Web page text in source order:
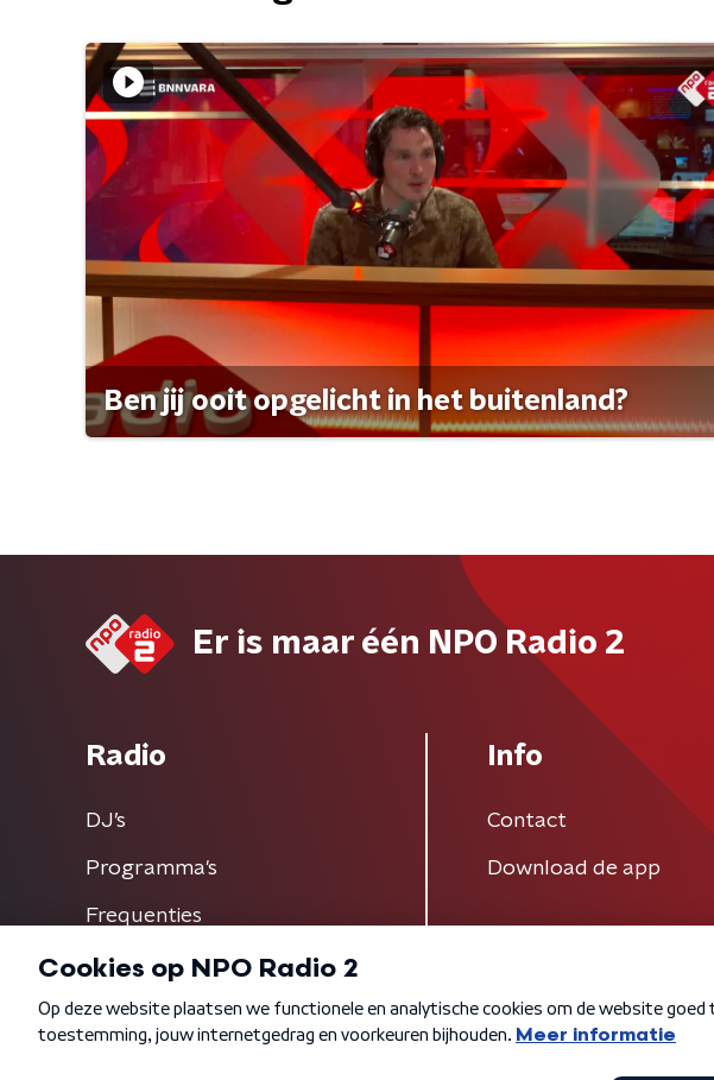
Ben jij ooit opgelicht in het buitenland?
Er is maar één NPO Radio 2
Radio
DJ’s
Programma's
Frequenties
Info
Contact
Download de app
Algemene voorwaarden Privacybeleid